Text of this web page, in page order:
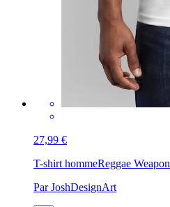
27,99 €
T-shirt hommeReggae Weapon
Par JoshDesignArt